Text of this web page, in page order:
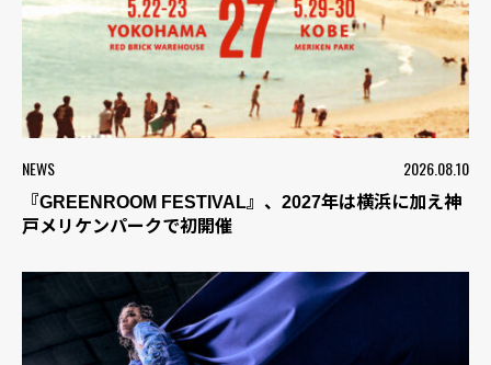
NEWS 2026.08.10
『GREENROOM FESTIVAL』、2027年は横浜に加え神
戸メリケンパークで初開催